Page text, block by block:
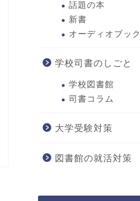
話題の本
新書
オーディオブック
学校司書のしごと
学校図書館
司書コラム
大学受験対策
図書館の就活対策